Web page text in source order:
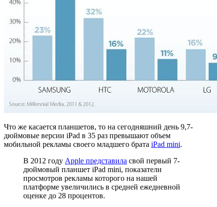
Что же касается планшетов, то на сегодняшний день 9,7-
дюймовые версии iPad в 35 раз превышают объем
мобильной рекламы своего младшего брата iPad mini.
В 2012 году Apple представила свой первый 7-
дюймовый планшет iPad mini, показатели
просмотров рекламы которого на нашей
платформе увеличились в средней ежедневной
оценке до 28 процентов.